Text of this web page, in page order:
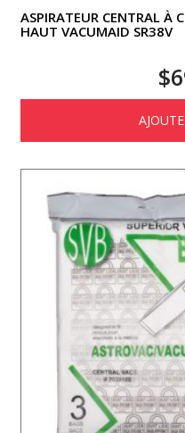
ASPIRATEUR CENTRAL À
HAUT VACUMAID SR38V
$